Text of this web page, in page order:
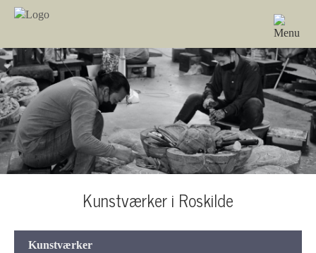
Kunstværker i Roskilde
Kunstværker